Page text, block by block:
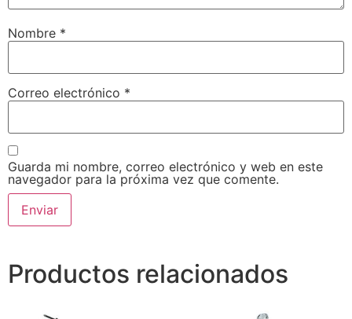
Nombre *
Correo electrónico *
Guarda mi nombre, correo electrónico y web en este
navegador para la próxima vez que comente.
Productos relacionados